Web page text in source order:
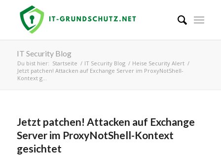
IT Security Blog
Du bist hier: Startseite / IT Security Blog / Heise Security Alert /
Jetzt patchen! Attacken auf Exchange Server im ProxyNotShell-
Kontext g...
Jetzt patchen! Attacken auf Exchange
Server im ProxyNotShell-Kontext
gesichtet